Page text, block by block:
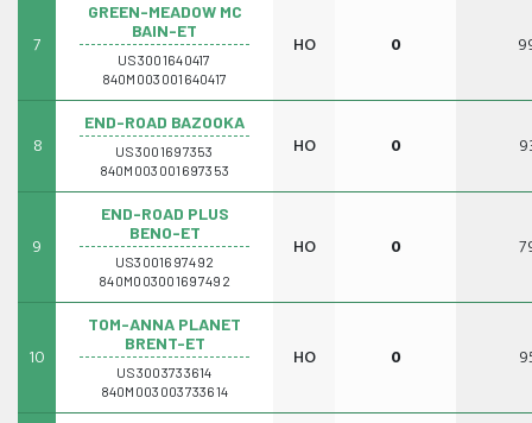
7
GREEN-MEADOW MC
BAIN-ET
US3001640417
840M003001640417
HO 0
8
END-ROAD BAZOOKA
US3001697353
840M003001697353
HO 0
9
END-ROAD PLUS
BENO-ET
US3001697492
840M003001697492
HO 0
10
TOM-ANNA PLANET
BRENT-ET
US3003733614
840M003003733614
HO 0